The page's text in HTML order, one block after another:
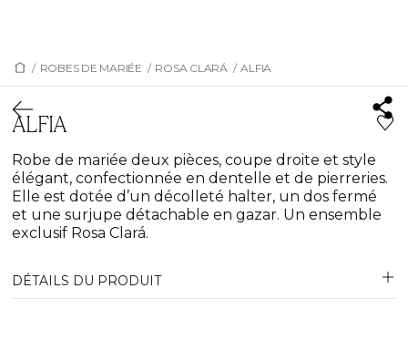
/ ROBES DE MARIÉE / ROSA CLARÁ / ALFIA
ALFIA
Robe de mariée deux pièces, coupe droite et style
élégant, confectionnée en dentelle et de pierreries.
Elle est dotée d’un décolleté halter, un dos fermé
et une surjupe détachable en gazar. Un ensemble
exclusif Rosa Clará.
DÉTAILS DU PRODUIT